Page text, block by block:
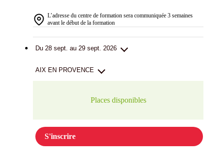
L’adresse du centre de formation sera communiquée 3 semaines
avant le début de la formation
Du 28 sept. au 29 sept. 2026
AIX EN PROVENCE
Places disponibles
S'inscrire